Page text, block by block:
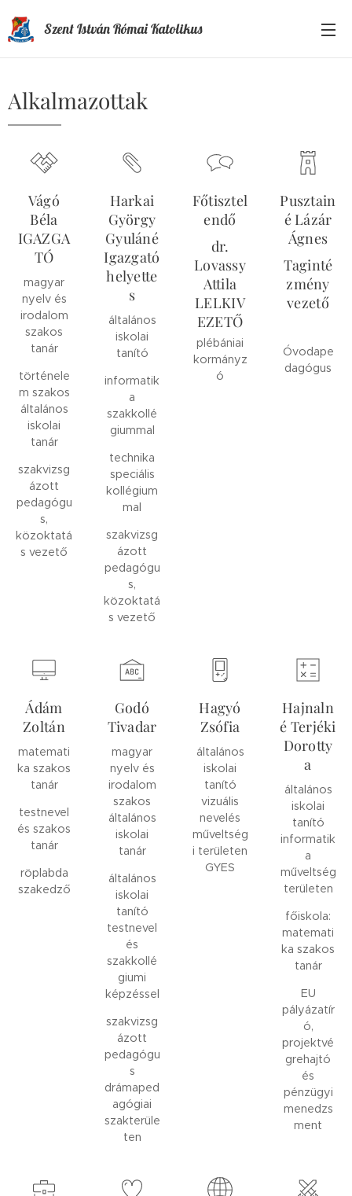
Szent István Római Katolikus
Alkalmazottak
Vágó
Béla
IGAZGA
TÓ
magyar
nyelv és
irodalom
szakos
tanár
történele
m szakos
általános
iskolai
tanár
szakvizsg
ázott
pedagógu
s,
közoktatá
s vezető
Harkai
György
Gyuláné
Igazgató
helyette
s
általános
iskolai
tanító
informatik
a
szakkollé
giummal
technika
speciális
kollégium
mal
szakvizsg
ázott
pedagógu
s,
közoktatá
s vezető
Főtisztel
endő
dr.
Lovassy
Attila
LELKIV
EZETŐ
plébániai
kormányz
ó
Pusztain
é Lázár
Ágnes
Taginté
zmény
vezető
Óvodape
dagógus
Ádám
Zoltán
matemati
ka szakos
tanár
testnevel
és szakos
tanár
röplabda
szakedző
Godó
Tivadar
magyar
nyelv és
irodalom
szakos
általános
iskolai
tanár
általános
iskolai
tanító
testnevel
és
szakkollé
giumi
képzéssel
szakvizsg
ázott
pedagógu
s
drámaped
agógiai
szakterüle
ten
Hagyó
Zsófia
általános
iskolai
tanító
vizuális
nevelés
műveltség
i területen
GYES
Hajnaln
é Terjéki
Dorotty
a
általános
iskolai
tanító
informatik
a
műveltség
területen
főiskola:
matemati
ka szakos
tanár
EU
pályázatír
ó,
projektvé
grehajtó
és
pénzügyi
menedzs
ment